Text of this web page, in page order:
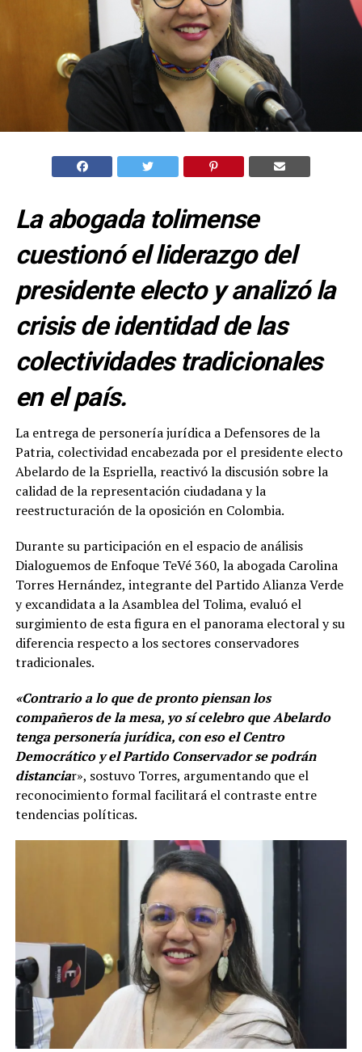
La abogada tolimense
cuestionó el liderazgo del
presidente electo y analizó la
crisis de identidad de las
colectividades tradicionales
en el país.
La entrega de personería jurídica a Defensores de la
Patria, colectividad encabezada por el presidente electo
Abelardo de la Espriella, reactivó la discusión sobre la
calidad de la representación ciudadana y la
reestructuración de la oposición en Colombia.
Durante su participación en el espacio de análisis
Dialoguemos de Enfoque TeVé 360, la abogada Carolina
Torres Hernández, integrante del Partido Alianza Verde
y excandidata a la Asamblea del Tolima, evaluó el
surgimiento de esta figura en el panorama electoral y su
diferencia respecto a los sectores conservadores
tradicionales.
«Contrario a lo que de pronto piensan los
compañeros de la mesa, yo sí celebro que Abelardo
tenga personería jurídica, con eso el Centro
Democrático y el Partido Conservador se podrán
distanciar», sostuvo Torres, argumentando que el
reconocimiento formal facilitará el contraste entre
tendencias políticas.